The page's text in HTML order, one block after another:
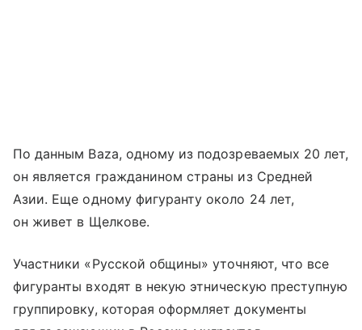
По данным Baza, одному из подозреваемых 20 лет,
он является гражданином страны из Средней
Азии. Еще одному фигуранту около 24 лет,
он живет в Щелкове.
Участники «Русской общины» уточняют, что все
фигуранты входят в некую этническую преступную
группировку, которая оформляет документы